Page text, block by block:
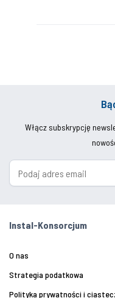
Włącz subskrypcję
Instal-Konsorcjum
O nas
Strategia podatkowa
Polityka prywatności i